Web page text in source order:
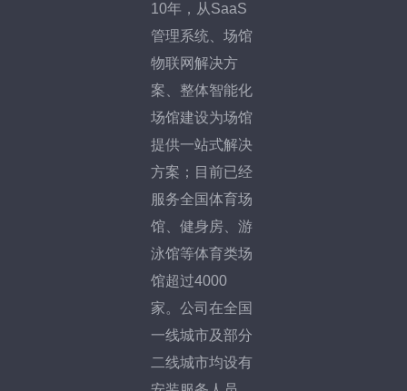
10年，从SaaS
管理系统、场馆
物联网解决方
案、整体智能化
场馆建设为场馆
提供一站式解决
方案；目前已经
服务全国体育场
馆、健身房、游
泳馆等体育类场
馆超过4000
家。公司在全国
一线城市及部分
二线城市均设有